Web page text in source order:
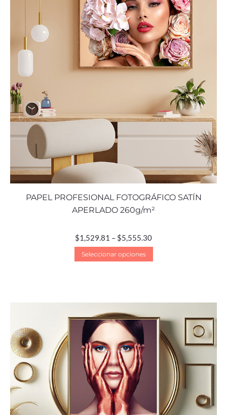
PAPEL PROFESIONAL FOTOGRÁFICO SATÍN
APERLADO 260g/m²
$1,529.81 – $5,555.30
Seleccionar opciones